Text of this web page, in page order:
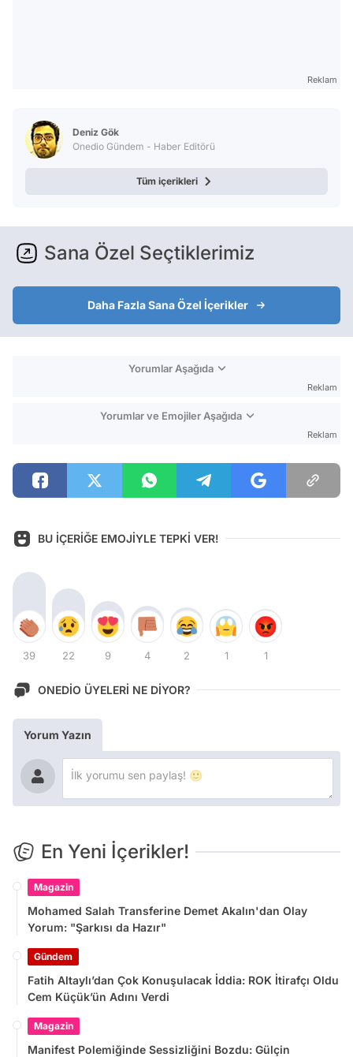
Reklam
Deniz Gök
Onedio Gündem - Haber Editörü
Tüm içerikleri
Sana Özel Seçtiklerimiz
Daha Fazla Sana Özel İçerikler
Yorumlar Aşağıda
Reklam
Yorumlar ve Emojiler Aşağıda
Reklam
BU İÇERİĞE EMOJİYLE TEPKİ VER!
39 22 9 4 2 1 1
ONEDİO ÜYELERİ NE DİYOR?
Yorum Yazın
En Yeni İçerikler!
Magazin
Mohamed Salah Transferine Demet Akalın'dan Olay
Yorum: "Şarkısı da Hazır"
Gündem
Fatih Altaylı’dan Çok Konuşulacak İddia: ROK İtirafçı Oldu
Cem Küçük’ün Adını Verdi
Magazin
Manifest Polemiğinde Sessizliğini Bozdu: Gülçin